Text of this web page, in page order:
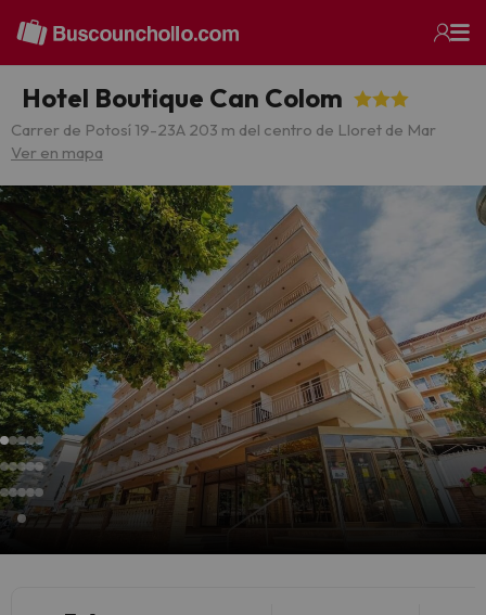
Hotel Boutique Can Colom
Carrer de Potosí 19-23A 203 m del centro de Lloret de Mar
Ver en mapa